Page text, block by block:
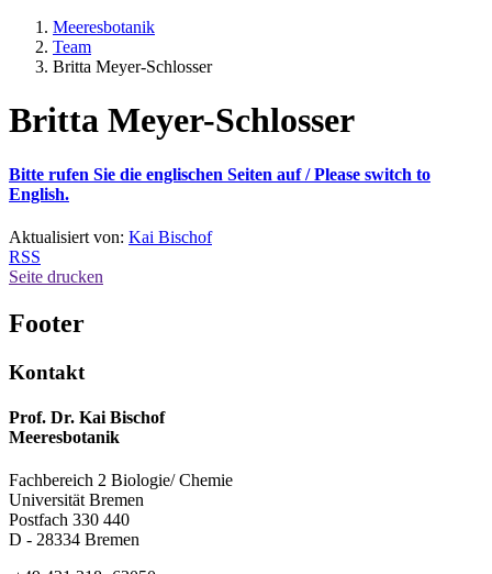
Meeresbotanik
Team
Britta Meyer-Schlosser
Britta Meyer-Schlosser
Bitte rufen Sie die englischen Seiten auf /Please switch to
English.
Aktualisiert von: Kai Bischof
RSS
Seite drucken
Footer
Kontakt
Prof. Dr. Kai Bischof
Meeresbotanik
Fachbereich 2 Biologie/ Chemie
Universität Bremen
Postfach 330 440
D - 28334 Bremen